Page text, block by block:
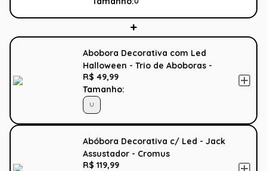
Abobora Decorativa com Led
Halloween - Trio de Aboboras -
Cromus
R$ 49,99
Tamanho:
U
Abóbora Decorativa c/ Led - Jack
Assustador - Cromus
R$ 119,99